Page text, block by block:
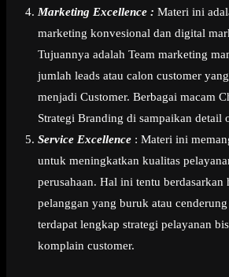
Marketing Excellence : Materi ini
marketing konvesional dan digital
Tujuannya adalah Team marketing
jumlah leads atau calon customer
menjadi Customer. Berbagai macam
Strategi Branding di sampaikan detail
Service Excellence : Materi ini
untuk meningkatkan kualitas
perusahaan. Hal ini tentu berdasarkan
pelanggan yang buruk atau
terdapat lengkap strategi pelayanan
komplain customer.